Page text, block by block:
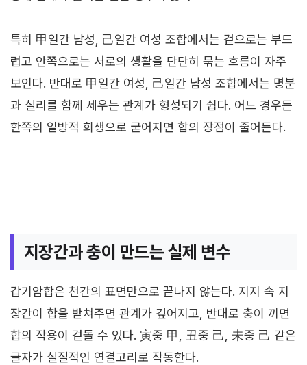
특히 甲일간 남성, 己일간 여성 조합에서는 겉으로는 부드
럽고 안쪽으로는 서로의 생활을 단단히 묶는 흐름이 자주
보인다. 반대로 甲일간 여성, 己일간 남성 조합에서는 명분
과 실리를 함께 세우는 관계가 형성되기 쉽다. 어느 경우든
한쪽의 일방적 희생으로 굳어지면 합의 장점이 줄어든다.
지장간과 충이 만드는 실제 변수
갑기암합은 천간의 표면만으로 끝나지 않는다. 지지 속 지
장간이 합을 받쳐주면 관계가 깊어지고, 반대로 충이 끼면
합의 작용이 겉돌 수 있다. 寅중 甲, 丑중 己, 未중 己 같은
글자가 실질적인 연결고리로 작동한다.